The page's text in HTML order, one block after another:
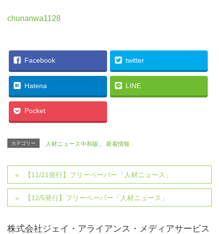
chunanwa1128
Facebook twitter
Hatena LINE
Pocket
カテゴリー 人材ニュース中和版 、 新着情報
【11/21発行】フリーペーパー「人材ニュース」
【12/5発行】フリーペーパー「人材ニュース」
株式会社ジェイ・アライアンス・メディアサービス